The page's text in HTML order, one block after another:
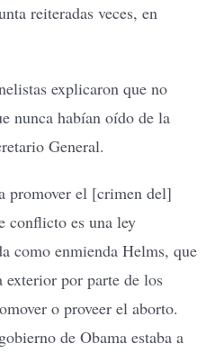
reiteradas veces, en
explicaron que no
nunca habían oído de la
General.
promover el [crimen del]
conflicto es una ley
como enmienda Helms, que
exterior por parte de los
o proveer el aborto.
de Obama estaba a